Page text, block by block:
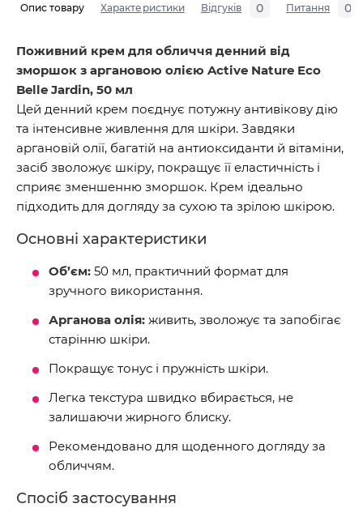
Опис товару Характеристики Відгуків 0 Питання 0
Поживний крем для обличчя денний від
зморшок з аргановою олією Active Nature Eco
Belle Jardin, 50 мл
Цей денний крем поєднує потужну антивікову дію
та інтенсивне живлення для шкіри. Завдяки
аргановій олії, багатій на антиоксиданти й вітаміни,
засіб зволожує шкіру, покращує її еластичність і
сприяє зменшенню зморшок. Крем ідеально
підходить для догляду за сухою та зрілою шкірою.
Основні характеристики
Об’єм: 50 мл, практичний формат для
зручного використання.
Арганова олія: живить, зволожує та запобігає
старінню шкіри.
Покращує тонус і пружність шкіри.
Легка текстура швидко вбирається, не
залишаючи жирного блиску.
Рекомендовано для щоденного догляду за
обличчям.
Спосіб застосування